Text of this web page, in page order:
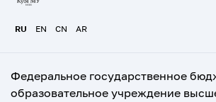
RU EN CN AR
Федеральное государственное
образовательное учреждение